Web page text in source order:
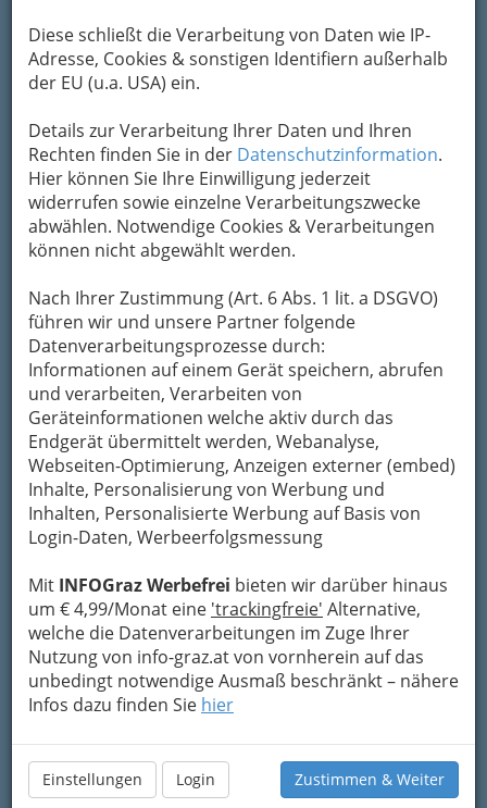
Diese schließt die Verarbeitung von Daten wie IP-
Adresse, Cookies & sonstigen Identifiern außerhalb
der EU (u.a. USA) ein.
Details zur Verarbeitung Ihrer Daten und Ihren
Rechten finden Sie in der Datenschutzinformation.
Hier können Sie Ihre Einwilligung jederzeit
widerrufen sowie einzelne Verarbeitungszwecke
abwählen. Notwendige Cookies & Verarbeitungen
können nicht abgewählt werden.
Nach Ihrer Zustimmung (Art. 6 Abs. 1 lit. a DSGVO)
führen wir und unsere Partner folgende
Datenverarbeitungsprozesse durch:
Informationen auf einem Gerät speichern, abrufen
und verarbeiten, Verarbeiten von
Geräteinformationen welche aktiv durch das
Endgerät übermittelt werden, Webanalyse,
Webseiten-Optimierung, Anzeigen externer (embed)
Inhalte, Personalisierung von Werbung und
Inhalten, Personalisierte Werbung auf Basis von
Login-Daten, Werbeerfolgsmessung
Mit INFOGraz Werbefrei bieten wir darüber hinaus
um € 4,99/Monat eine 'trackingfreie' Alternative,
welche die Datenverarbeitungen im Zuge Ihrer
Nutzung von info-graz.at von vornherein auf das
unbedingt notwendige Ausmaß beschränkt – nähere
Infos dazu finden Sie hier
Einstellungen Login Zustimmen & Weiter
Bezirksauswahl
1
Caritas Schlupfhaus
Mühlgangweg 1, 8010 Graz
+43 316 482 959
Webseite
E-Mail
Karte & Routenplaner
Kategorien
2
click4help
Vordernbergerstraße 7, 8700 Leoben
+43 3842 47012
+43 3842 47012 - 17
Webseite
E-Mail
Karte & Routenplaner
Eintrag ändern
Diabeteshilfe
+43 316 832 434
Eintrag ändern